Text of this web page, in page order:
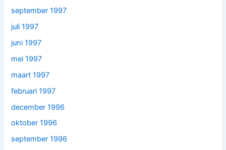
september 1997
juli 1997
juni 1997
mei 1997
maart 1997
februari 1997
december 1996
oktober 1996
september 1996